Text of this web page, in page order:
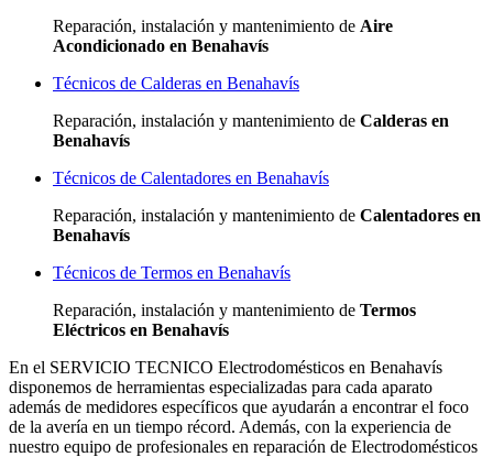
Reparación, instalación y mantenimiento de Aire
Acondicionado en Benahavís
Técnicos de Calderas en Benahavís
Reparación, instalación y mantenimiento de Calderas en
Benahavís
Técnicos de Calentadores en Benahavís
Reparación, instalación y mantenimiento de Calentadores en
Benahavís
Técnicos de Termos en Benahavís
Reparación, instalación y mantenimiento de Termos
Eléctricos en Benahavís
En el SERVICIO TECNICO Electrodomésticos en Benahavís
disponemos de herramientas especializadas para cada aparato
además de medidores específicos que ayudarán a encontrar el foco
de la avería en un tiempo récord. Además, con la experiencia de
nuestro equipo de profesionales en reparación de Electrodomésticos